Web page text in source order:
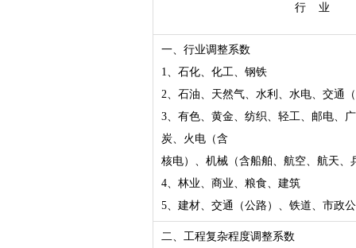
行 业
一、行业调整系数
1、石化、化工、钢铁
2、石油、天然气、水利、水电、交通
3、有色、黄金、纺织、轻工、邮电、
炭、火电（含
核电）、机械（含船舶、航空、航天、
4、林业、商业、粮食、建筑
5、建材、交通（公路）、铁道、市政
二、工程复杂程度调整系数